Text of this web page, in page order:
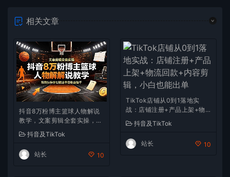
相关文章
抖音8万粉博主篮球人物解说
教学，文案剪辑全套实操，玩
转伙伴计划精选单日收益破千
抖音及TikTok
站长 10
TikTok店铺从0到1落地实
战：店铺注册+产品上架+物
流回款+内容剪辑，小白也能
出单
抖音及TikTok
站长 10